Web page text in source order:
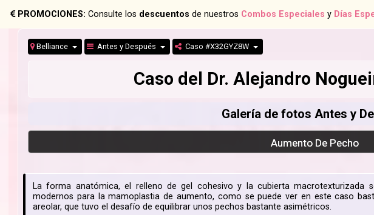
PROMOCIONES: Consulte los descuentos de nuestros Combos Especiales y Días
Belliance Antes y Después Caso #X32GYZ8W
Caso del Dr. Alejandro
Galería de fotos Antes y
Aumento De Pecho
La forma anatómica, el relleno de gel cohesivo y la cubierta macrotexturizada
modernos para la mamoplastia de aumento, como se puede ver en este caso
areolar, que tuvo el desafío de equilibrar unos pechos bastante asimétricos.